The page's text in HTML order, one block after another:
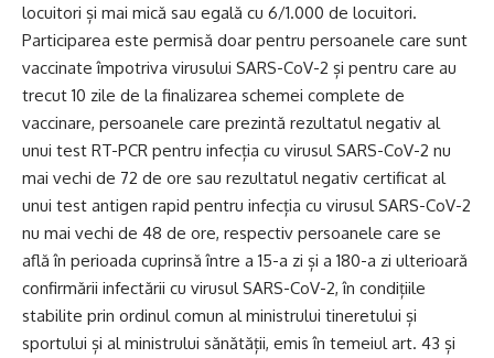
locuitori și mai mică sau egală cu 6/1.000 de locuitori.
Participarea este permisă doar pentru persoanele care sunt
vaccinate împotriva virusului SARS-CoV-2 și pentru care au
trecut 10 zile de la finalizarea schemei complete de
vaccinare, persoanele care prezintă rezultatul negativ al
unui test RT-PCR pentru infecția cu virusul SARS-CoV-2 nu
mai vechi de 72 de ore sau rezultatul negativ certificat al
unui test antigen rapid pentru infecția cu virusul SARS-CoV-2
nu mai vechi de 48 de ore, respectiv persoanele care se
află în perioada cuprinsă între a 15-a zi și a 180-a zi ulterioară
confirmării infectării cu virusul SARS-CoV-2, în condițiile
stabilite prin ordinul comun al ministrului tineretului și
sportului și al ministrului sănătății, emis în temeiul art. 43 și